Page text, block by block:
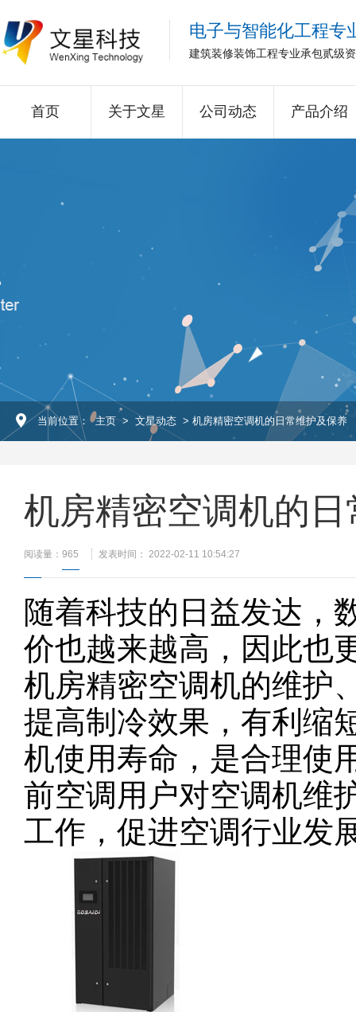
电子与智能化工程专
建筑装修装饰工程专业承包贰级
首页 关于文星 公司动态 产品介绍
当前位置： 主页 > 文星动态 > 机房精密空调机的日常维护及保养
机房精密空调机的
阅读量： 965 发表时间： 2022-02-11 10:54:27
随着科技的日益发达，
价也越来越高，因此也
机房精密空调机的维护
提高制冷效果，有利缩
机使用寿命，是合理使
前空调用户对空调机维
工作，促进空调行业发